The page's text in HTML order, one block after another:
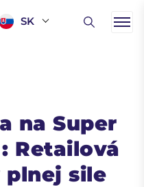
SK
na Super
Retailová
sile